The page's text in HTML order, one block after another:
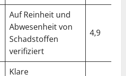
Auf Reinheit und
Abwesenheit von
Schadstoffen
verifiziert
4,9
Klare